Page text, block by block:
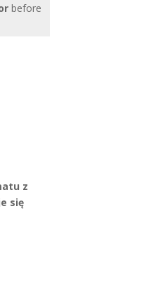
before
z
się